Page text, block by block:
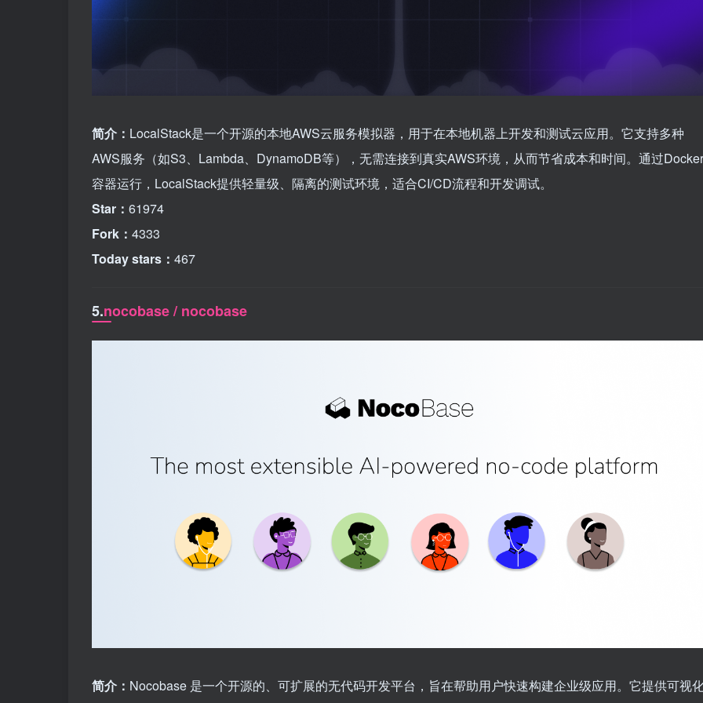
简介： LocalStack是一个开源的本地AWS云服务模拟器，用于在本地机器上开发和测试云应用。它支持多种
AWS服务（如S3、Lambda、DynamoDB等），无需连接到真实AWS环境，从而节省成本和时间。通过Docker
容器运行，LocalStack提供轻量级、隔离的测试环境，适合CI/CD流程和开发调试。
Star： 61974
Fork： 4333
Today stars： 467
5.nocobase / nocobase
简介： Nocobase 是一个开源的、可扩展的无代码开发平台，旨在帮助用户快速构建企业级应用。它提供可视